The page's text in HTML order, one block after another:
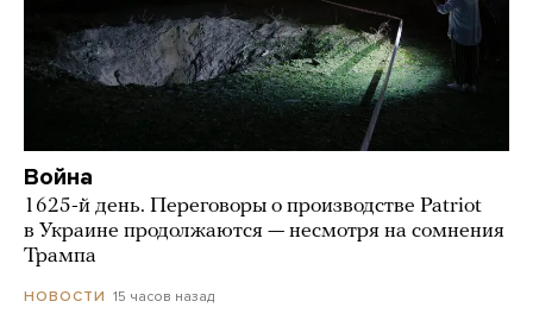
Война
1625-й день. Переговоры о производстве Patriot
в Украине продолжаются — несмотря на сомнения
Трампа
НОВОСТИ 15 часов назад